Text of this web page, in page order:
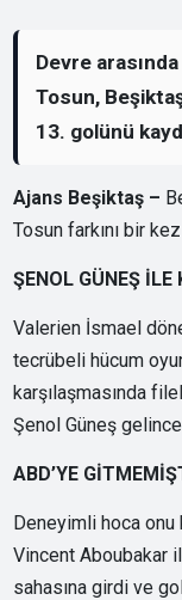
Devre
Tosun,
13. golünü
Ajans Beşiktaş –
Tosun farkını bir
ŞENOL GÜNEŞ İLE
Valerien İsmael
tecrübeli hücum
karşılaşmasında
Şenol Güneş
ABD’YE
Deneyimli hoca onu
Vincent Aboubakar
sahasına girdi ve